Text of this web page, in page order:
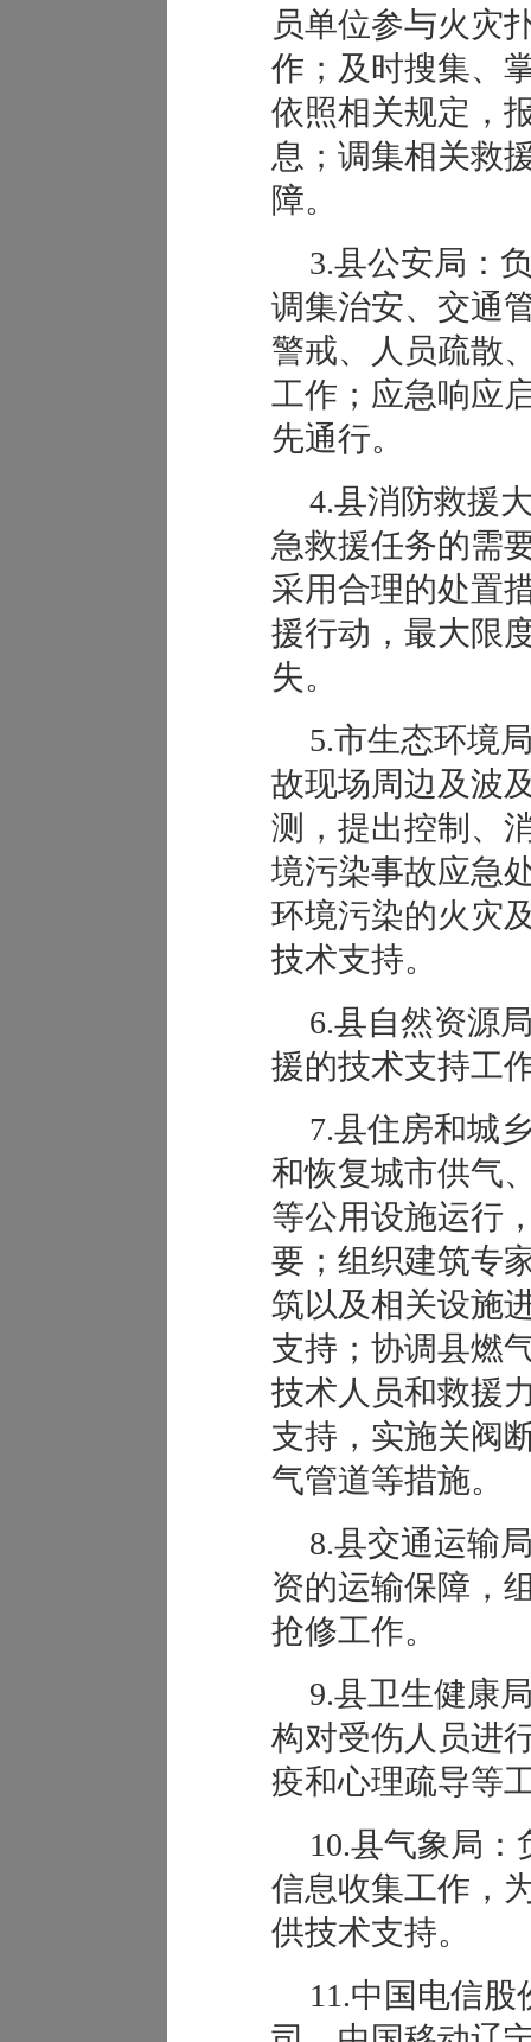
员单位参与火灾
作；及时搜集、
依照相关规定，
息；调集相关救
障。
3.县公安局：
调集治安、交通
警戒、人员疏散
工作；应急响应
先通行。
4.县消防救援
急救援任务的需
采用合理的处置
援行动，最大限
失。
5.市生态环境
故现场周边及波
测，提出控制、
境污染事故应急
环境污染的火灾
技术支持。
6.县自然资源
援的技术支持工
7.县住房和城
和恢复城市供气
等公用设施运行
要；组织建筑专
筑以及相关设施
支持；协调县燃
技术人员和救援
支持，实施关阀
气管道等措施。
8.县交通运输
资的运输保障，
抢修工作。
9.县卫生健康
构对受伤人员进
疫和心理疏导等
10.县气象局
信息收集工作，
供技术支持。
11.中国电信